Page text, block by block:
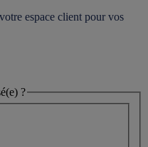
espace client pour vos
?